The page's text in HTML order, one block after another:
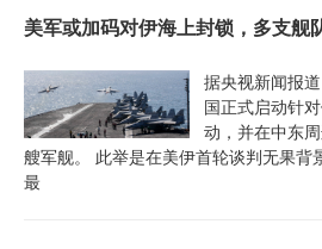
美军或加码对伊海上封锁，多支舰
据央视新闻报
国正式启动针
动，并在中东
艘军舰。 此举是在美伊首轮谈判无果背
最